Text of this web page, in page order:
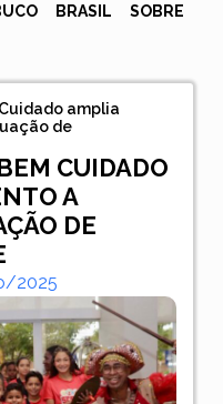
BRASIL SOBRE
amplia
de
CUIDADO
A
DE
2025